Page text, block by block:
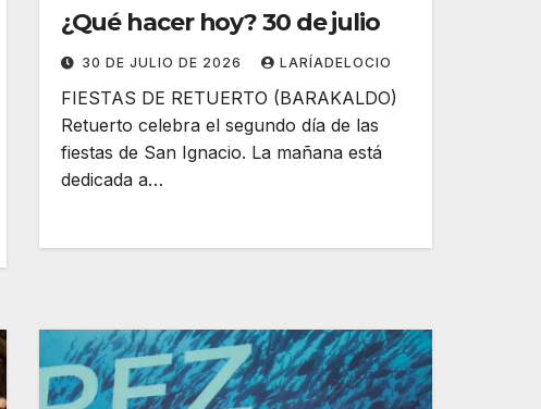
¿Qué hacer hoy? 30 de julio
30 DE JULIO DE 2026 LARÍADELOCIO
FIESTAS DE RETUERTO (BARAKALDO)
Retuerto celebra el segundo día de las
fiestas de San Ignacio. La mañana está
dedicada a…